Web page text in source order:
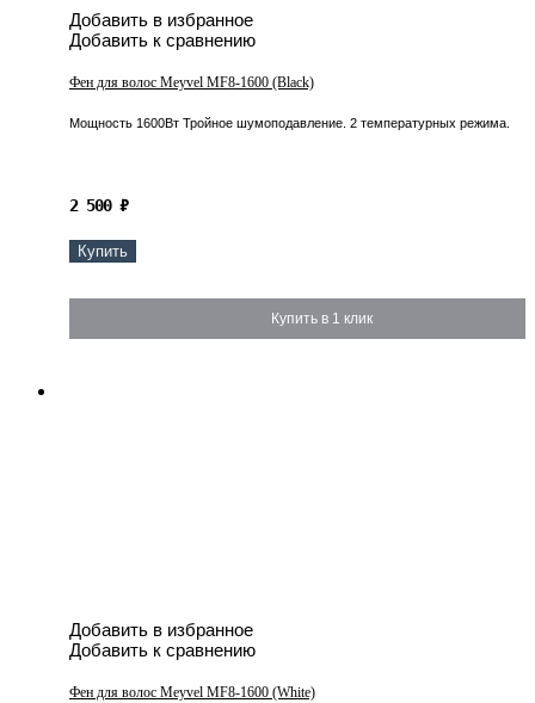
Добавить в избранное
Добавить к сравнению
Фен для волос Meyvel MF8-1600 (Black)
Мощность 1600Вт Тройное шумоподавление. 2 температурных режима.
2 500 ₽
Купить
Купить в 1 клик
Добавить в избранное
Добавить к сравнению
Фен для волос Meyvel MF8-1600 (White)